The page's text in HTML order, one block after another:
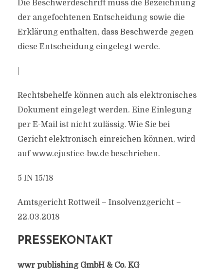
Die Beschwerdeschrift muss die Bezeichnung
der angefochtenen Entscheidung sowie die
Erklärung enthalten, dass Beschwerde gegen
diese Entscheidung eingelegt werde.
Rechtsbehelfe können auch als elektronisches
Dokument eingelegt werden. Eine Einlegung
per E-Mail ist nicht zulässig. Wie Sie bei
Gericht elektronisch einreichen können, wird
auf www.ejustice-bw.de beschrieben.
5 IN 15/18
Amtsgericht Rottweil – Insolvenzgericht –
22.03.2018
PRESSEKONTAKT
wwr publishing GmbH & Co. KG